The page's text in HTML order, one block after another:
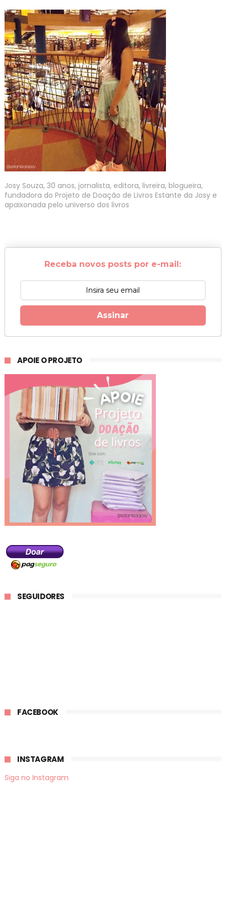
Josy Souza, 30 anos, jornalista, editora, livreira, blogueira,
fundadora do Projeto de Doação de Livros Estante da Josy e
apaixonada pelo universo dos livros
Receba novos posts por e-mail:
Assinar
APOIE O PROJETO
SEGUIDORES
FACEBOOK
INSTAGRAM
Siga no Instagram